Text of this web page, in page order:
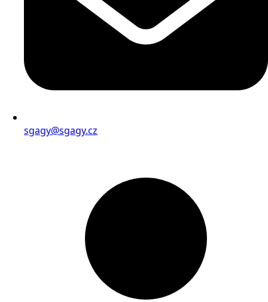
sgagy@sgagy.cz